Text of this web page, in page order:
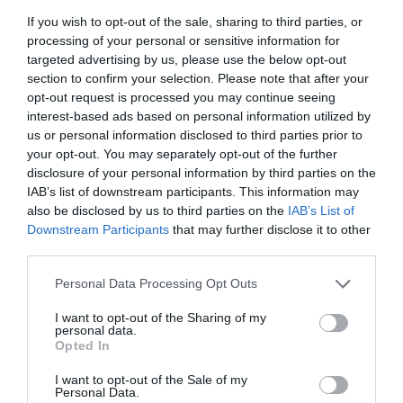
If you wish to opt-out of the sale, sharing to third parties, or
processing of your personal or sensitive information for
targeted advertising by us, please use the below opt-out
section to confirm your selection. Please note that after your
opt-out request is processed you may continue seeing
interest-based ads based on personal information utilized by
us or personal information disclosed to third parties prior to
your opt-out. You may separately opt-out of the further
disclosure of your personal information by third parties on the
IAB’s list of downstream participants. This information may
also be disclosed by us to third parties on the IAB’s List of
Downstream Participants that may further disclose it to other
Personal Data Processing Opt Outs
I want to opt-out of the Sharing of my
personal data.
Opted In
I want to opt-out of the Sale of my
Personal Data.
Din totalul de 10
milioane de hectare de
teren agricol din
România,o zecime,
adică peste un milion de hectare au fost cumpărate
până în prezent de către străini.Cei care deţin cel
mai mult teren în România sunt italienii cu 23 la sută,
germanii cu 15 procente, arabii, maghiarii şi spaniolii
cu şase până la 10 la sută.
„Trebuie să luăm în calcul şi cele aproximativ2
arendă de către investitorii străin i (…) Putem spune
că sunt vândute şi alea. Ceea ce înseamnă cam 30%
din suprafaţa arabilă a României”, atrage atenţia